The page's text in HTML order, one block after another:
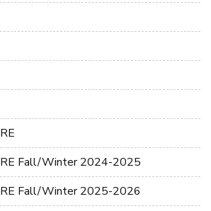
Fall/Winter 2024-2025
Fall/Winter 2025-2026